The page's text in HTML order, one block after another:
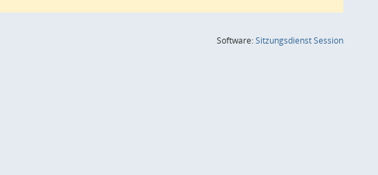
Software:SitzungsdienstSession(Wird in